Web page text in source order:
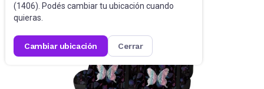
(1406). Podés cambiar tu ubicación cuando
quieras.
cambiar ubicación cerrar